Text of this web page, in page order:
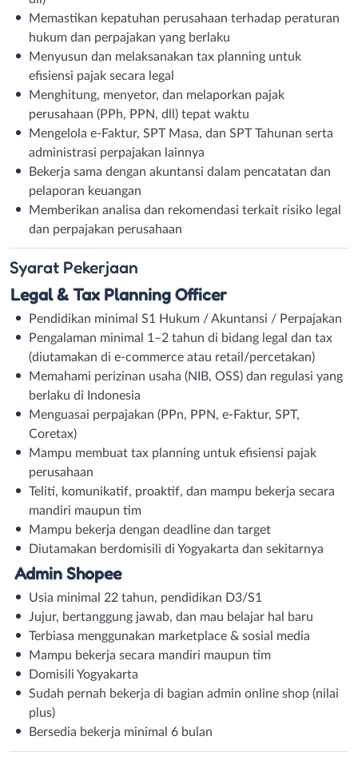
Memastikan kepatuhan perusahaan terhadap peraturan
hukum dan perpajakan yang berlaku
Menyusun dan melaksanakan tax planning untuk
efisiensi pajak secara legal
Menghitung, menyetor, dan melaporkan pajak
perusahaan (PPh, PPN, dll) tepat waktu
Mengelola e-Faktur, SPT Masa, dan SPT Tahunan serta
administrasi perpajakan lainnya
Bekerja sama dengan akuntansi dalam pencatatan dan
pelaporan keuangan
Memberikan analisa dan rekomendasi terkait risiko legal
dan perpajakan perusahaan
Syarat Pekerjaan
Legal & Tax Planning Officer
Pendidikan minimal S1 Hukum / Akuntansi / Perpajakan
Pengalaman minimal 1–2 tahun di bidang legal dan tax
(diutamakan di e-commerce atau retail/percetakan)
Memahami perizinan usaha (NIB, OSS) dan regulasi yang
berlaku di Indonesia
Menguasai perpajakan (PPn, PPN, e-Faktur, SPT,
Coretax)
Mampu membuat tax planning untuk efisiensi pajak
perusahaan
Teliti, komunikatif, proaktif, dan mampu bekerja secara
mandiri maupun tim
Mampu bekerja dengan deadline dan target
Diutamakan berdomisili di Yogyakarta dan sekitarnya
Admin Shopee
Usia minimal 22 tahun, pendidikan D3/S1
Jujur, bertanggung jawab, dan mau belajar hal baru
Terbiasa menggunakan marketplace & sosial media
Mampu bekerja secara mandiri maupun tim
Domisili Yogyakarta
Sudah pernah bekerja di bagian admin online shop (nilai
plus)
Bersedia bekerja minimal 6 bulan